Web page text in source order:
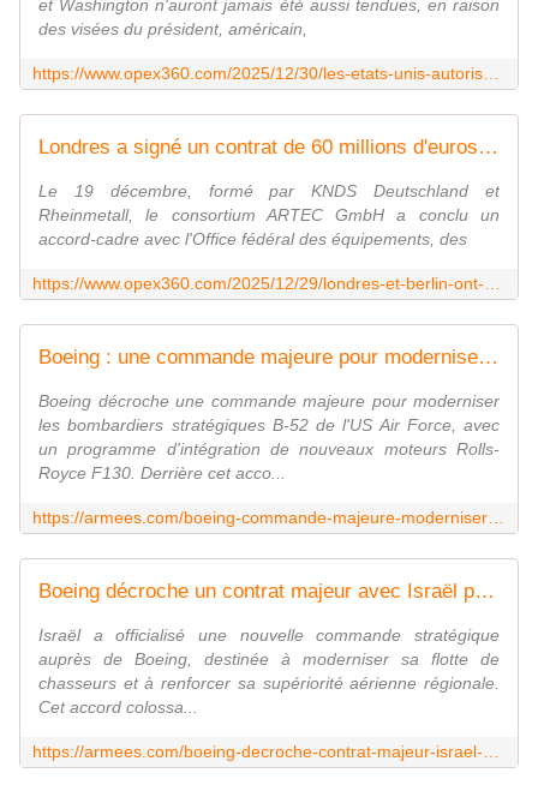
et Washington n'auront jamais été aussi tendues, en raison
des visées du président, américain,
Londres a signé un contrat de 60 millions d'euros avec Berlin pour développer l'obusier automoteur RCH155 - Zone Militaire
Le 19 décembre, formé par KNDS Deutschland et
Rheinmetall, le consortium ARTEC GmbH a conclu un
accord-cadre avec l'Office fédéral des équipements, des
Boeing : une commande majeure pour moderniser le B-52 de l'US Air Force
Boeing décroche une commande majeure pour moderniser
les bombardiers stratégiques B-52 de l'US Air Force, avec
un programme d'intégration de nouveaux moteurs Rolls-
Royce F130. Derrière cet acco...
Boeing décroche un contrat majeur avec Israël pour moderniser sa flotte
Israël a officialisé une nouvelle commande stratégique
auprès de Boeing, destinée à moderniser sa flotte de
chasseurs et à renforcer sa supériorité aérienne régionale.
Cet accord colossa...